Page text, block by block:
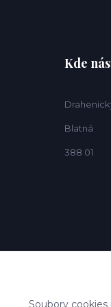
Kde
Blatná
388 01
Soubory